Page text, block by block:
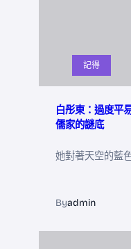
記得
白彤東：過度平
儒家的謎底
她對著天空的藍
Byadmin